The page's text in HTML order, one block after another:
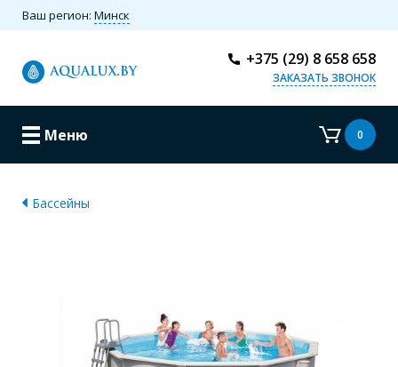
Ваш регион: Минск
+375 (29) 8 658 658
ЗАКАЗАТЬ ЗВОНОК
Меню 0
Бассейны